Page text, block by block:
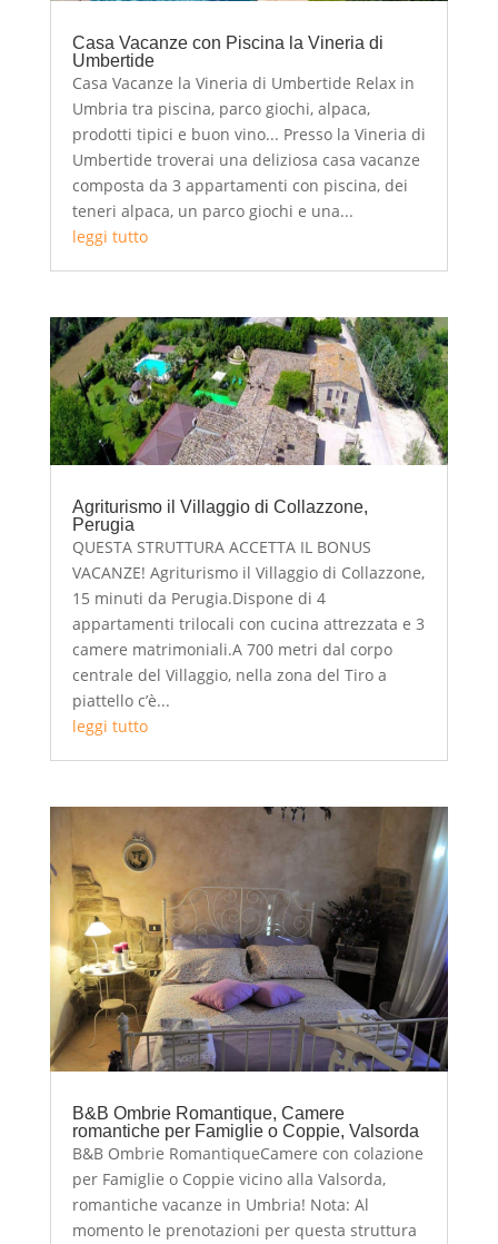
Casa Vacanze con Piscina la Vineria di
Umbertide
Casa Vacanze la Vineria di Umbertide Relax in
Umbria tra piscina, parco giochi, alpaca,
prodotti tipici e buon vino... Presso la Vineria di
Umbertide troverai una deliziosa casa vacanze
composta da 3 appartamenti con piscina, dei
teneri alpaca, un parco giochi e una...
leggi tutto
Agriturismo il Villaggio di Collazzone,
Perugia
QUESTA STRUTTURA ACCETTA IL BONUS
VACANZE! Agriturismo il Villaggio di Collazzone,
15 minuti da Perugia.Dispone di 4
appartamenti trilocali con cucina attrezzata e 3
camere matrimoniali.A 700 metri dal corpo
centrale del Villaggio, nella zona del Tiro a
piattello c’è...
leggi tutto
B&B Ombrie Romantique, Camere
romantiche per Famiglie o Coppie, Valsorda
B&B Ombrie RomantiqueCamere con colazione
per Famiglie o Coppie vicino alla Valsorda,
romantiche vacanze in Umbria! Nota: Al
momento le prenotazioni per questa struttura